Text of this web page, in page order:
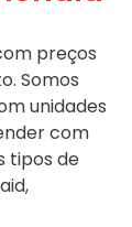
preços
Somos
unidades
com
tipos de